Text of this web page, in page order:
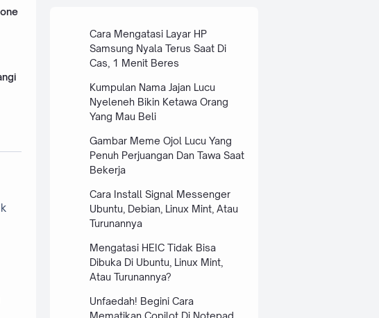
Cara Mengatasi Layar HP
Samsung Nyala Terus Saat Di
Cas, 1 Menit Beres
Kumpulan Nama Jajan Lucu
Nyeleneh Bikin Ketawa Orang
Yang Mau Beli
Gambar Meme Ojol Lucu Yang
Penuh Perjuangan Dan Tawa Saat
Bekerja
Cara Install Signal Messenger
Ubuntu, Debian, Linux Mint, Atau
Turunannya
Mengatasi HEIC Tidak Bisa
Dibuka Di Ubuntu, Linux Mint,
Atau Turunannya?
Unfaedah! Begini Cara
Mematikan Copilot Di Notepad